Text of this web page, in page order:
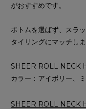
がおすすめです。
ボトムを選ばず、スラ
タイリングにマッチしま
SHEER ROLL NECK
カラー：アイボリー、
SHEER ROLL NECK